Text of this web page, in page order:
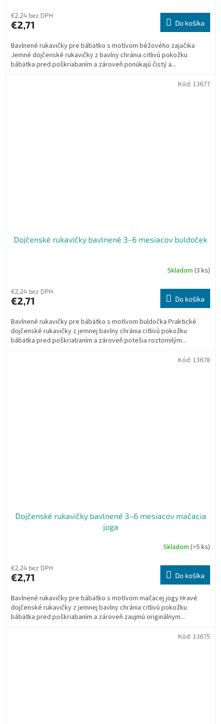
€2,24 bez DPH
€2,71 Do košíka
Bavlnené rukavičky pre bábätko s motívom béžového zajačika
Jemné dojčenské rukavičky z bavlny chránia citlivú pokožku
bábätka pred poškriabaním a zároveň ponúkajú čistý a...
Dojčenské rukavičky bavlnené 3–6 mesiacov buldoček
Skladom (3 ks)
€2,24 bez DPH
€2,71 Do košíka
Bavlnené rukavičky pre bábätko s motívom buldočka Praktické
dojčenské rukavičky z jemnej bavlny chránia citlivú pokožku
bábätka pred poškriabaním a zároveň potešia roztomilým...
Kód: 13677
Dojčenské rukavičky bavlnené 3–6 mesiacov mačacia
joga
Skladom (>5 ks)
€2,24 bez DPH
€2,71 Do košíka
Bavlnené rukavičky pre bábätko s motívom mačacej jogy Hravé
dojčenské rukavičky z jemnej bavlny chránia citlivú pokožku
bábätka pred poškriabaním a zároveň zaujmú originálnym...
Kód: 13678
Kód: 13675